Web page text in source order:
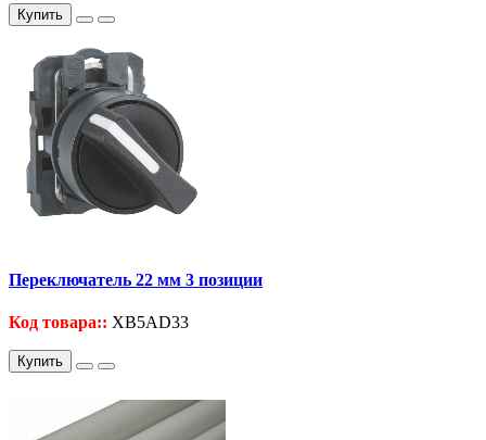
Купить
Переключатель 22 мм 3 позиции
Код товара:: XB5AD33
Купить